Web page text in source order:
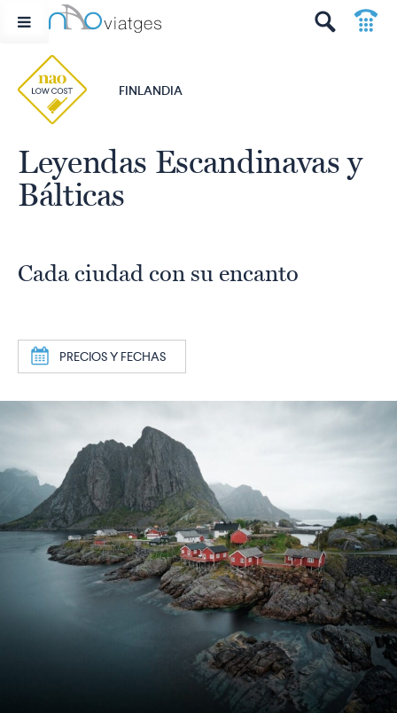
FINLANDIA
Leyendas Escandinavas y
Bálticas
Cada ciudad con su encanto
a PRECIOS Y FECHAS
t
p